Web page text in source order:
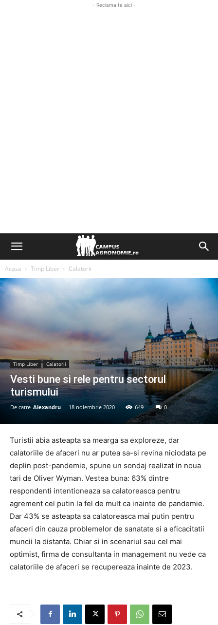
- Reclama ta aici -
Acasa Timp Liber Calatorii
Timp Liber Calatorii
Vesti bune si rele pentru sectorul
turismului
De catre Alexandru - 18 noiembrie 2020 649 0
Turistii abia asteapta sa mearga sa exploreze, dar
calatoriile de afaceri nu ar putea sa-si revina niciodata pe
deplin post-pandemie, spune un sondaj realizat in noua
tari de Oliver Wyman. Vestea buna: 63% dintre
respondenti intentioneaza sa calatoreasca pentru
agrement cel putin la fel de mult ca inainte de pandemie.
Dar 43% se asteapta sa calatoreasca mai putin pentru
afaceri din cauza problemelor de sanatate si a eficacitatii
muncii la distanta. Chiar si in scenariul sau cel mai
optimist, firma de consultanta in management nu vede ca
calatoriile de afaceri se recupereaza inainte de 2023.